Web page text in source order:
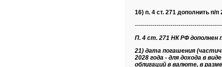
16) п. 4 ст. 271 дополнить п/п
П. 4 ст. 271 НК РФ дополнен
21) дата погашения
2028 года - для дохода в
облигаций в валюте, в